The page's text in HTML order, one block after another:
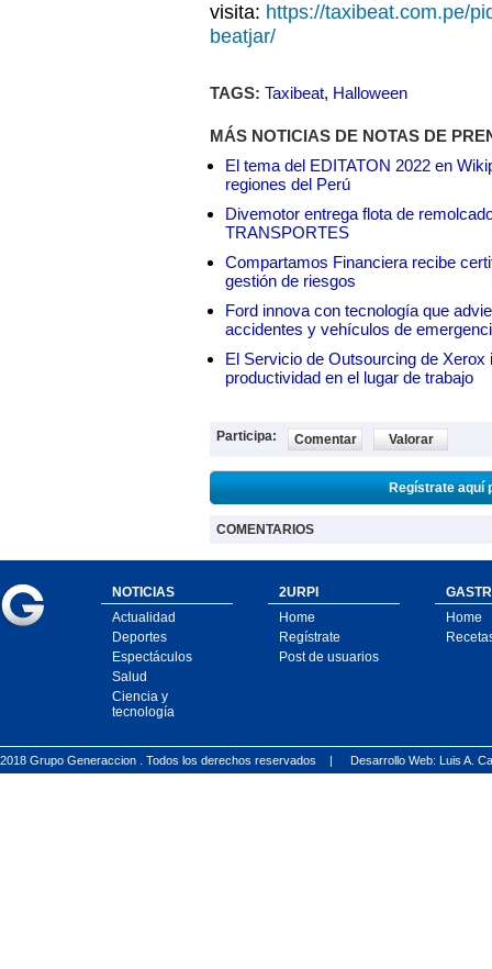
visita: https://taxibeat.com.pe/
beatjar/
TAGS: Taxibeat, Halloween
MÁS NOTICIAS DE NOTAS DE
El tema del EDITATON 2022 en
regiones del Perú
Divemotor entrega flota de
TRANSPORTES
Compartamos Financiera recibe
gestión de riesgos
Ford innova con tecnología que
accidentes y vehículos de
El Servicio de Outsourcing de
productividad en el lugar de trabajo
Participa: Comentar Valorar
Regístrate aquí
COMENTARIOS
NOTICIAS
Actualidad
Deportes
Espectáculos
Salud
Ciencia y
tecnología
2URPI
Home
Regístrate
Post de usuarios
Home
2018 Grupo Generaccion . Todos los derechos reservados | Desarrollo Web: Luis